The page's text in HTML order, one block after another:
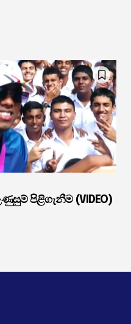
පිළිගැනීම (VIDEO)